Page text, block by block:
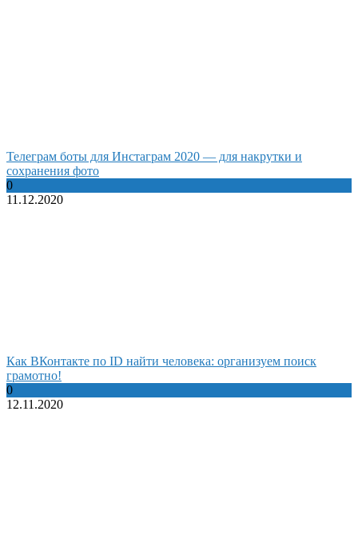
Телеграм боты для Инстаграм 2020 — для накрутки и
сохранения фото
0
11.12.2020
Как ВКонтакте по ID найти человека: организуем поиск
грамотно!
0
12.11.2020